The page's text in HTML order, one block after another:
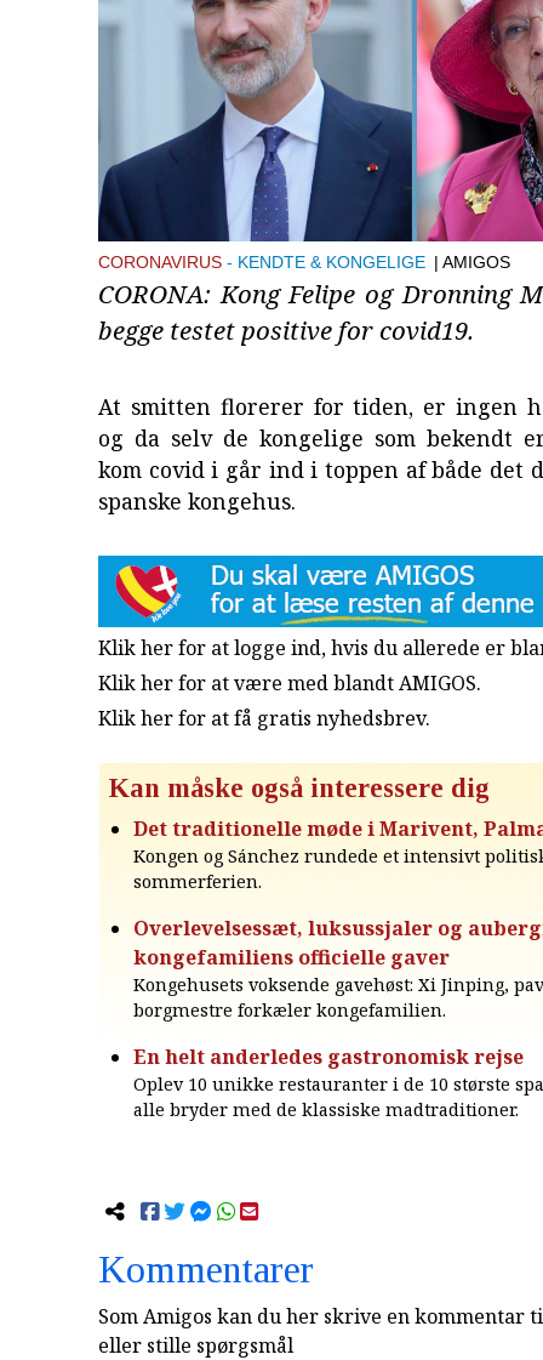
CORONAVIRUS KENDTE & KONGELIGE | AMIGOS
CORONA: Kong Felipe og Dronning
begge testet positive for covid19.
At smitten florerer for tiden, er ingen
og da selv de kongelige som bekendt
kom covid i går ind i toppen af både det
spanske kongehus.
Klik her for at logge ind, hvis du allerede er
Klik her for at være med blandt AMIGOS.
Klik her for at få gratis nyhedsbrev.
Kan måske også interessere dig
Det traditionelle møde i Marivent,
Kongen og Sánchez rundede et intensivt
sommerferien.
Overlevelsessæt, luksussjaler og
kongefamiliens officielle gaver
Kongehusets voksende gavehøst: Xi Jinping,
borgmestre forkæler kongefamilien.
En helt anderledes gastronomisk rejse
Oplev 10 unikke restauranter i de 10 største
alle bryder med de klassiske madtraditioner.
Kommentarer
Som Amigos kan du her skrive en kommentar
eller stille spørgsmål